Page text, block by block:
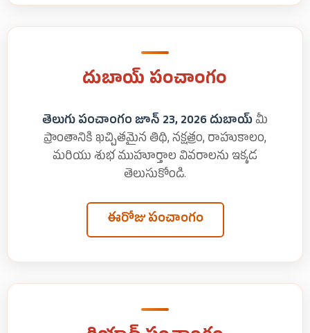
దుబాయ్ పంచాంగం
తెలుగు పంచాంగం జూన్ 23, 2026 దుబాయ్ మీ
ప్రాంతానికి ఖచ్చితమైన తిథి, నక్షత్రం, రాహుకాలం,
మరియు శుభ ముహూర్తాల వివరాలను ఇక్కడ
తెలుసుకోండి.
ఈరోజు పంచాంగం